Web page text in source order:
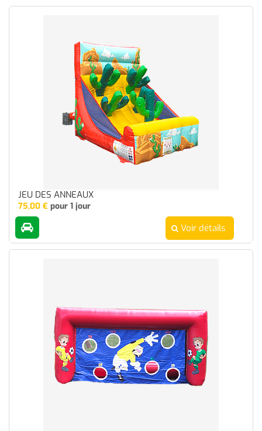
JEU DES ANNEAUX
75,00 € pour 1 jour
Voir détails